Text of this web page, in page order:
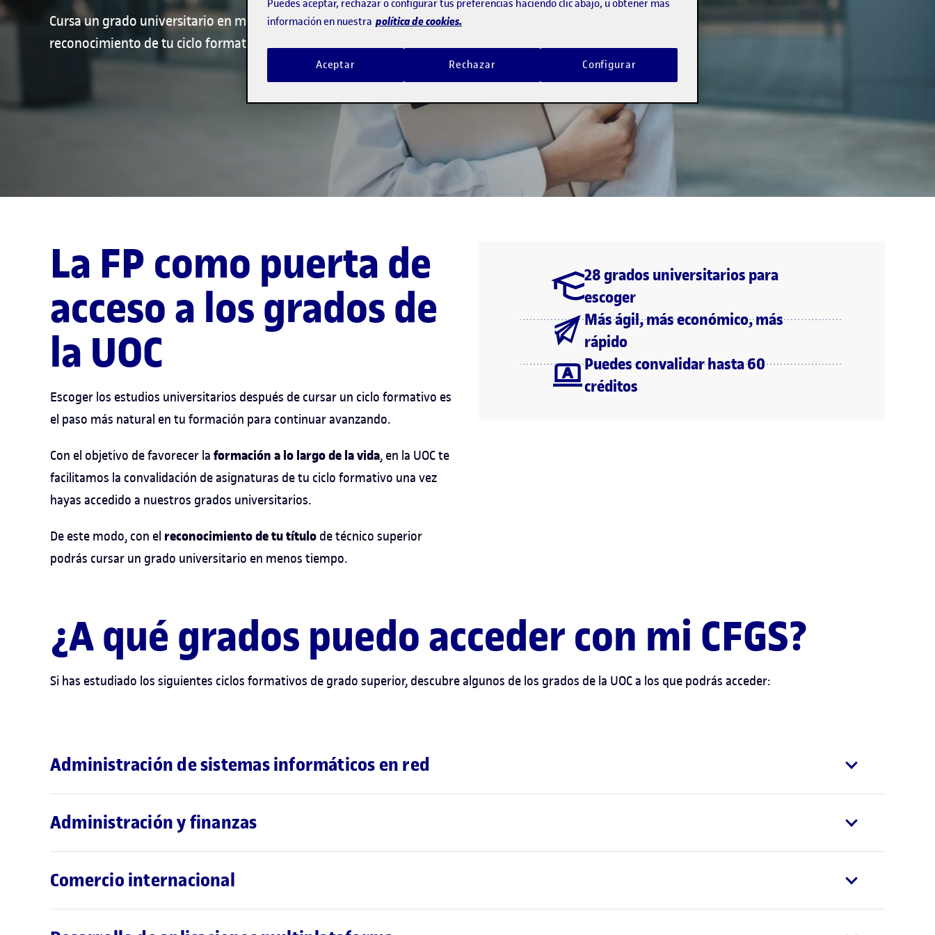
Cursa un grado universitario en menos tiempo gracias al
reconocimiento de tu ciclo formativo.
La FP como puerta de
acceso a los grados de
la UOC
Escoger los estudios universitarios después de cursar un ciclo formativo es
el paso más natural en tu formación para continuar avanzando.
Con el objetivo de favorecer la formación a lo largo de la vida, en la UOC te
facilitamos la convalidación de asignaturas de tu ciclo formativo una vez
hayas accedido a nuestros grados universitarios.
De este modo, con el reconocimiento de tu título de técnico superior
podrás cursar un grado universitario en menos tiempo.
28 grados universitarios para
escoger
Más ágil, más económico, más
rápido
Puedes convalidar hasta 60
créditos
¿A qué grados puedo acceder con mi CFGS?
Si has estudiado los siguientes ciclos formativos de grado superior, descubre algunos de los grados de la UOC a los que podrás acceder:
Administración de sistemas informáticos en red
Administración y finanzas
Comercio internacional
Puedes aceptar, rechazar o configurar tus preferencias haciendo clic abajo, u obtener más
información en nuestra política de cookies.
Rechazar
Aceptar Configurar